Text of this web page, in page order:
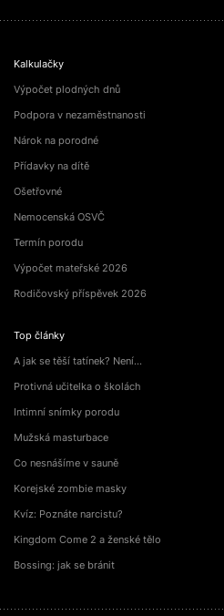
Kalkulačky
Výpočet plodných dnů
Podpora v nezaměstnanosti
Nárok na porodné
Přídavky na dítě
Ošetřovné
Nemocenská OSVČ
Termín porodu
Výpočet mateřské 2026
Rodičovský příspěvek 2026
Top články
A jak se těší tatínek? Není…
Protivná učitelka o školách
Intimní snímky porodu
Mužská masturbace
Co nesnášíme v sauně
Korejské zombie masky
Kvíz: Poznáte narcistu?
Kingdom Come 2 a ženské tělo
Bossing: jak se bránit